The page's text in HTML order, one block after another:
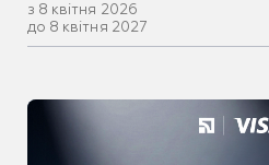
з 8 квітня 2026
до 8 квітня 2027